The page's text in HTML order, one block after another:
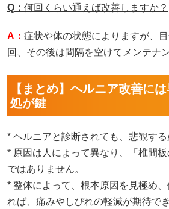
Q： 何回くらい通えば改善しますか？
A： 症状や体の状態によりますが、
回、その後は間隔を空けてメンテナン
【まとめ】ヘルニア改善に
処が鍵
* ヘルニアと診断されても、悲観する
* 原因は人によって異なり、「椎間
ではありません。
* 整体によって、根本原因を見極め、
れば、痛みやしびれの軽減が期待でき